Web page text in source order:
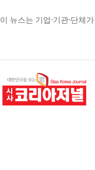
이 뉴스는 기업·기관·단체